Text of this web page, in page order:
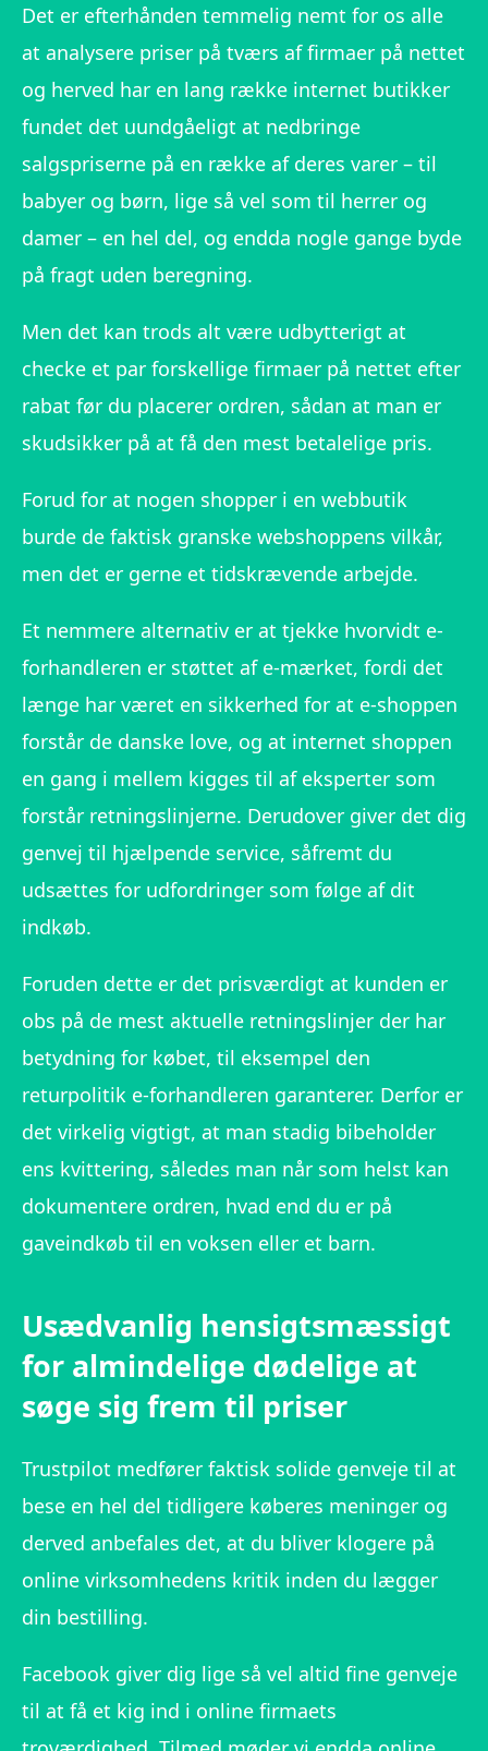
Det er efterhånden temmelig nemt for os alle
at analysere priser på tværs af firmaer på nettet
og herved har en lang række internet butikker
fundet det uundgåeligt at nedbringe
salgspriserne på en række af deres varer – til
babyer og børn, lige så vel som til herrer og
damer – en hel del, og endda nogle gange byde
på fragt uden beregning.
Men det kan trods alt være udbytterigt at
checke et par forskellige firmaer på nettet efter
rabat før du placerer ordren, sådan at man er
skudsikker på at få den mest betalelige pris.
Forud for at nogen shopper i en webbutik
burde de faktisk granske webshoppens vilkår,
men det er gerne et tidskrævende arbejde.
Et nemmere alternativ er at tjekke hvorvidt e-
forhandleren er støttet af e-mærket, fordi det
længe har været en sikkerhed for at e-shoppen
forstår de danske love, og at internet shoppen
en gang i mellem kigges til af eksperter som
forstår retningslinjerne. Derudover giver det dig
genvej til hjælpende service, såfremt du
udsættes for udfordringer som følge af dit
indkøb.
Foruden dette er det prisværdigt at kunden er
obs på de mest aktuelle retningslinjer der har
betydning for købet, til eksempel den
returpolitik e-forhandleren garanterer. Derfor er
det virkelig vigtigt, at man stadig bibeholder
ens kvittering, således man når som helst kan
dokumentere ordren, hvad end du er på
gaveindkøb til en voksen eller et barn.
Usædvanlig hensigtsmæssigt
for almindelige dødelige at
søge sig frem til priser
Trustpilot medfører faktisk solide genveje til at
bese en hel del tidligere køberes meninger og
derved anbefales det, at du bliver klogere på
online virksomhedens kritik inden du lægger
din bestilling.
Facebook giver dig lige så vel altid fine genveje
til at få et kig ind i online firmaets